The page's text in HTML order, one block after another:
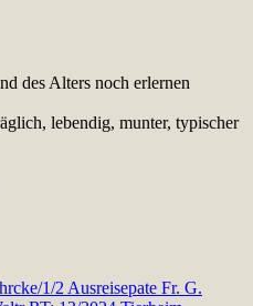
des Alters noch erlernen
lebendig, munter, typischer
1/2 Ausreisepate Fr. G.